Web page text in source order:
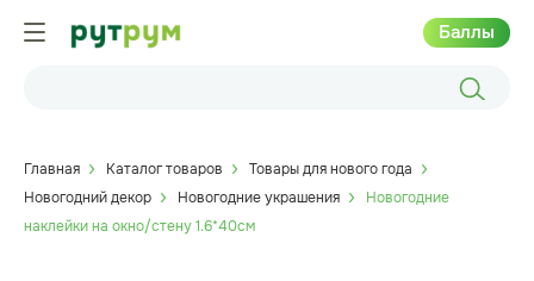
Баллы
Главная Каталог товаров
Товары для нового года
Новогодний декор
Новогодние украшения
Новогодние
наклейки на окно/стену 1.6*40см